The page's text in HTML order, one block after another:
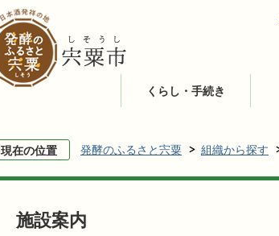
くらし・手続き
現在の位置 発酵のふるさと宍粟 組織から探す
施設案内